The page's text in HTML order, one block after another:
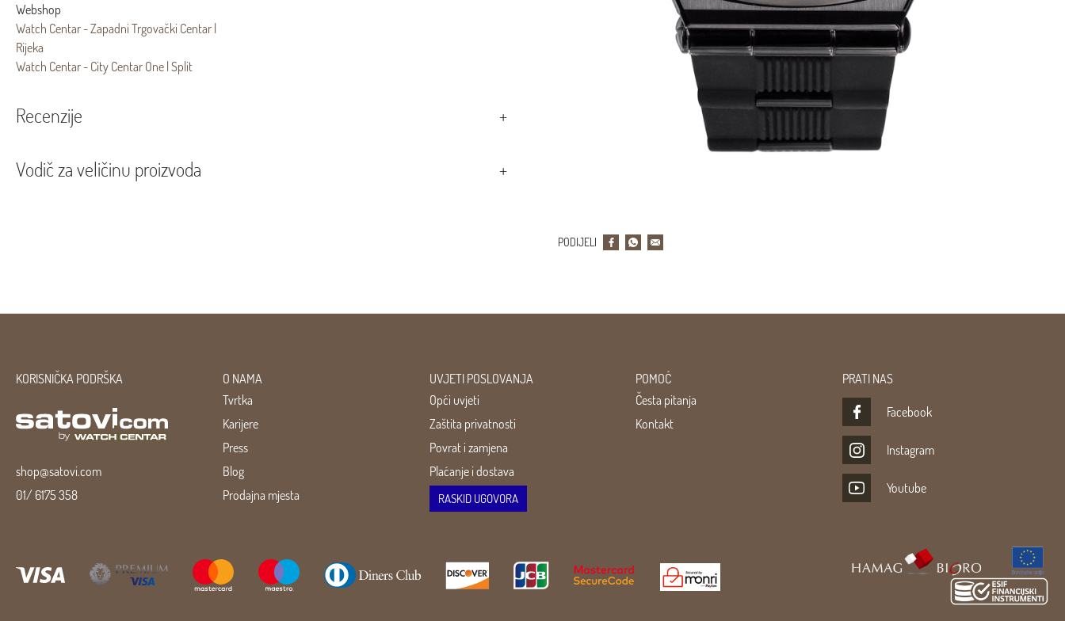
Webshop
Watch Centar - Zapadni Trgovački Centar |
Rijeka
Watch Centar - City Centar One | Split
Recenzije
Vodič za veličinu proizvoda
PODIJELI
KORISNIČKA PODRŠKA
shop@satovi.com
01/ 6175 358
O NAMA
Tvrtka
Karijere
Press
Blog
Prodajna mjesta
UVJETI POSLOVANJA
Opći uvjeti
Zaštita privatnosti
Povrat i zamjena
Plaćanje i dostava
RASKID UGOVORA
POMOĆ
Česta pitanja
Kontakt
PRATI NAS
Facebook
Instagram
Youtube